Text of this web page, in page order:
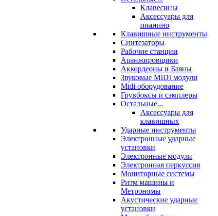
Клавесины
Аксессуары для
пианино
Клавишные инструменты
Синтезаторы
Рабочие станции
Аранжировщики
Аккордеоны и Баяны
Звуковые MIDI модули
Midi оборудование
Грувбоксы и сэмплеры
Остальные...
Аксессуары для
клавишных
Ударные инструменты
Электронные ударные
установки
Электронные модули
Электронная перкуссия
Мониторные системы
Ритм машины и
Метрономы
Акустические ударные
установки